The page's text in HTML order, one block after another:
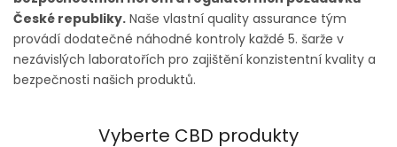
České republiky. Naše vlastní quality assurance tým
provádí dodatečné náhodné kontroly každé 5. šarže v
nezávislých laboratořích pro zajištění konzistentní kvality a
bezpečnosti našich produktů.
Vyberte CBD produkty